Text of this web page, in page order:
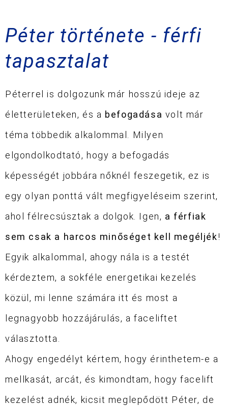
Péter története - férfi
tapasztalat
Péterrel is dolgozunk már hosszú ideje az
életterületeken, és a befogadása volt már
téma többedik alkalommal. Milyen
elgondolkodtató, hogy a befogadás
képességét jobbára nőknél feszegetik, ez is
egy olyan ponttá vált megfigyeléseim szerint,
ahol félrecsúsztak a dolgok. Igen, a férfiak
sem csak a harcos minőséget kell megéljék!
Egyik alkalommal, ahogy nála is a testét
kérdeztem, a sokféle energetikai kezelés
közül, mi lenne számára itt és most a
legnagyobb hozzájárulás, a faceliftet
választotta.
Ahogy engedélyt kértem, hogy érinthetem-e a
mellkasát, arcát, és kimondtam, hogy facelift
kezelést adnék, kicsit meglepődött Péter, de